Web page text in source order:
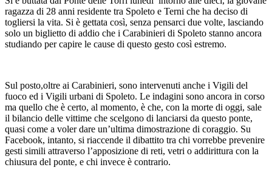
ragazza di 28 anni residente tra Spoleto e Terni che ha deciso di
togliersi la vita. Si è gettata così, senza pensarci due volte, lasciando
solo un biglietto di addio che i Carabinieri di Spoleto stanno ancora
studiando per capire le cause di questo gesto così estremo.
Sul posto,oltre ai Carabinieri, sono intervenuti anche i Vigili del
fuoco ed i Vigili urbani di Spoleto. Le indagini sono ancora in corso
ma quello che è certo, al momento, è che, con la morte di oggi, sale
il bilancio delle vittime che scelgono di lanciarsi da questo ponte,
quasi come a voler dare un’ultima dimostrazione di coraggio. Su
Facebook, intanto, si riaccende il dibattito tra chi vorrebbe prevenire
gesti simili attraverso l’apposizione di reti, vetri o addirittura con la
chiusura del ponte, e chi invece è contrario.